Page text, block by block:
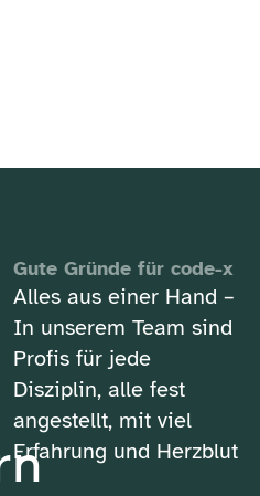
Gute Gründe für code-x
Alles aus einer Hand –
In unserem Team sind
Profis für jede
Disziplin, alle fest
angestellt, mit viel
Erfahrung und Herzblut